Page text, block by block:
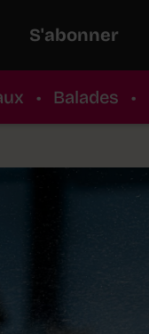
S'abonner
• Balades •